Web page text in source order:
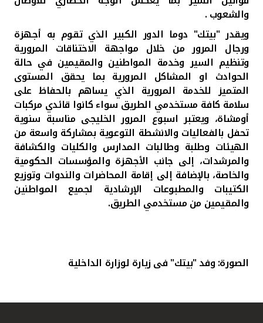
والشعوب .
ويقدر "بيتك" دوما الدور الكبير الذي تقوم به أجهزة
ورجال المرور من خلال مواجهة الاختناقات المرورية
وتنظيم السير وخدمة المواطنين والمقيمين في حالة
الحوادث او المشاكل المرورية بما يحقق المستوى
المتميز للخدمة المرورية الذي يساهم بالحفاظ على
سلامة كافة مستخدمي الطريق سواء كانوا قائدي مركبات
أومشاة، ويعتبر اسبوع المرور الخليجى مناسبة سنوية
تحفل بالفعاليات والانشطة التوعوية بمشاركة واسعة من
الهيئات وطلبة وطالبات المدارس والكليات والكشافة
والمرشدات، إلى جانب الأجهزة والمؤسسات الحكومية
والخاصة، بالإضافة إلى إقامة المحاضرات والندوات وتوزيع
الكتيبات والمطبوعات الإرشادية لجميع المواطنين
والمقيمين من مستخدمي الطريق.
الصورة: وفد "بيتك" فى زيارة لوزارة الداخلية